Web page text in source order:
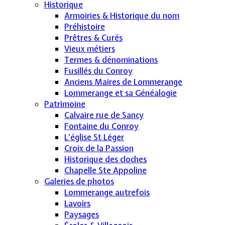
Historique
Armoiries & Historique du nom
Préhistoire
Prêtres & Curés
Vieux métiers
Termes & dénominations
Fusillés du Conroy
Anciens Maires de Lommerange
Lommerange et sa Généalogie
Patrimoine
Calvaire rue de Sancy
Fontaine du Conroy
L'église St Léger
Croix de la Passion
Historique des cloches
Chapelle Ste Appoline
Galeries de photos
Lommerange autrefois
Lavoirs
Paysages